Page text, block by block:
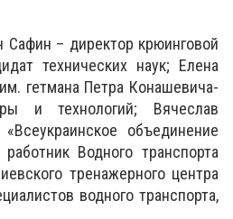
– директор крюинговой
технических наук; Елена
гетмана Петра Конашевича-
и технологий; Вячеслав
объединение
Водного транспорта
тренажерного центра
водного транспорта,